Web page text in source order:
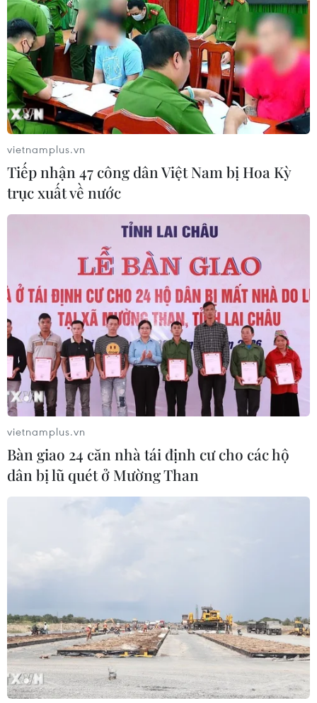
06/08/2026 06:28
Quảng Trị: Xử phạt tài xế vượt đường
ngang có tín hiệu cảnh báo đường
vietnamplus.vn
Tiếp nhận 47 công dân Việt Nam bị Hoa Kỳ
trục xuất về nước
vietnamplus.vn
Bàn giao 24 căn nhà tái định cư cho các hộ
dân bị lũ quét ở Mường Than